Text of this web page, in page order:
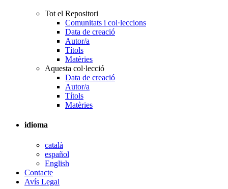
Tot el Repositori
Comunitats i col·leccions
Data de creació
Autor/a
Títols
Matèries
Aquesta col·lecció
Data de creació
Autor/a
Títols
Matèries
idioma
català
español
English
Contacte
Avís Legal